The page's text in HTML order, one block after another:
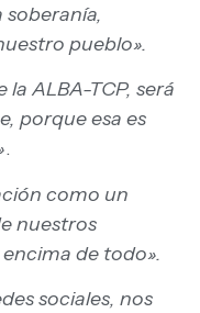
soberanía,
pueblo».
la ALBA-TCP, será
porque esa es
.
como un
nuestros
de todo».
sociales, nos